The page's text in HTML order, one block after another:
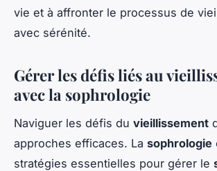
vie et à affronter le processus de
avec sérénité.
Gérer les défis liés au
avec la sophrologie
Naviguer les défis du vieillissement
approches efficaces. La sophrologie
stratégies essentielles pour gérer le